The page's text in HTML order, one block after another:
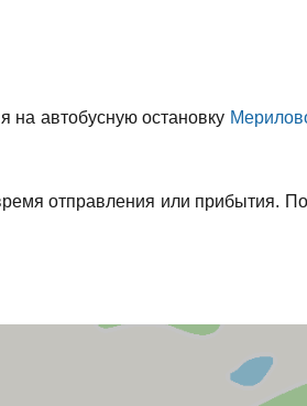
на автобусную остановку
отправления или прибытия.